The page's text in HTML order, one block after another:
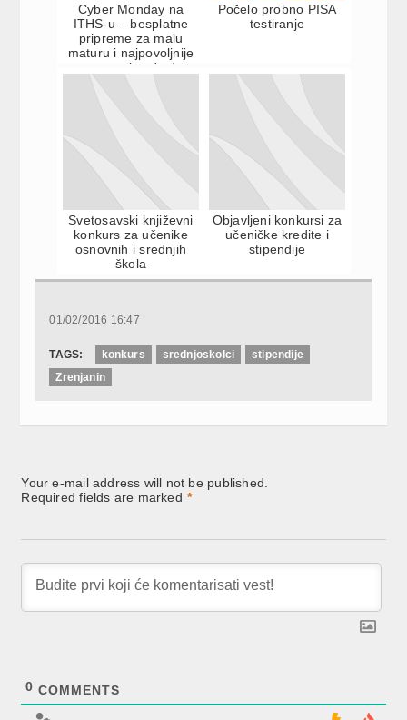
Cyber Monday na
ITHS-u – besplatne
pripreme za malu
maturu i najpovoljnije
cene upisa do 4.
Decembra...
Počelo probno PISA
testiranje
Svetosavski književni
konkurs za učenike
osnovnih i srednjih
škola
Objavljeni konkursi za
učeničke kredite i
stipendije
01/02/2016 16:47
TAGS: konkurs srednjoskolci
stipendije
Zrenjanin
Your e-mail address will not be published.
Required fields are marked *
0 COMMENTS